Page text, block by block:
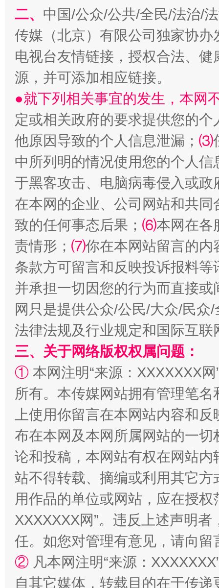
全民健身五年计划来了！等你上场
阿坝州三大球赛在茂县开幕 规模
国家大学科技园优化重塑工作
扯下公款旅游的“隐身衣” 如何以
二、 中国/公众/公共/全民/法治/
传媒（北京）有限公司独家协
电视台友情链接，授权合法、
源，并可添加相应链接。
●就下列相关事宜的发生，本网
定或相关政府的要求提供您的个
他原因导致的个人信息泄漏； ⑶
中所列明的情况使用您的个人
于黑客攻击、电脑病毒侵入或
在本网的企业、公司网站和共
致的任何事态后果； ⑹本网在各
责情形； ⑺你在本网站留言的内
条款方可留言和反映投诉报料
并承担一切因您的行为而直接
网只是提供公众/公民/大众/民
法律法规及行业规定和国际互
三、关于网络版权权属问题：
① 本网注明“来源：XXXXXXX
所有。本传媒网站拥有管理笔
上使用你留言在本网站内容和
布在本网及本网所属网站的一
论和投稿，本网站有权在网站
站不得转载、摘编或利用其它
用作品的单位或网站，应在授
XXXXXXX网”。违反上述声明
任。如您对管理有意见，请向
② 凡本网注明“来源：
自其它媒体，转载目的在于传